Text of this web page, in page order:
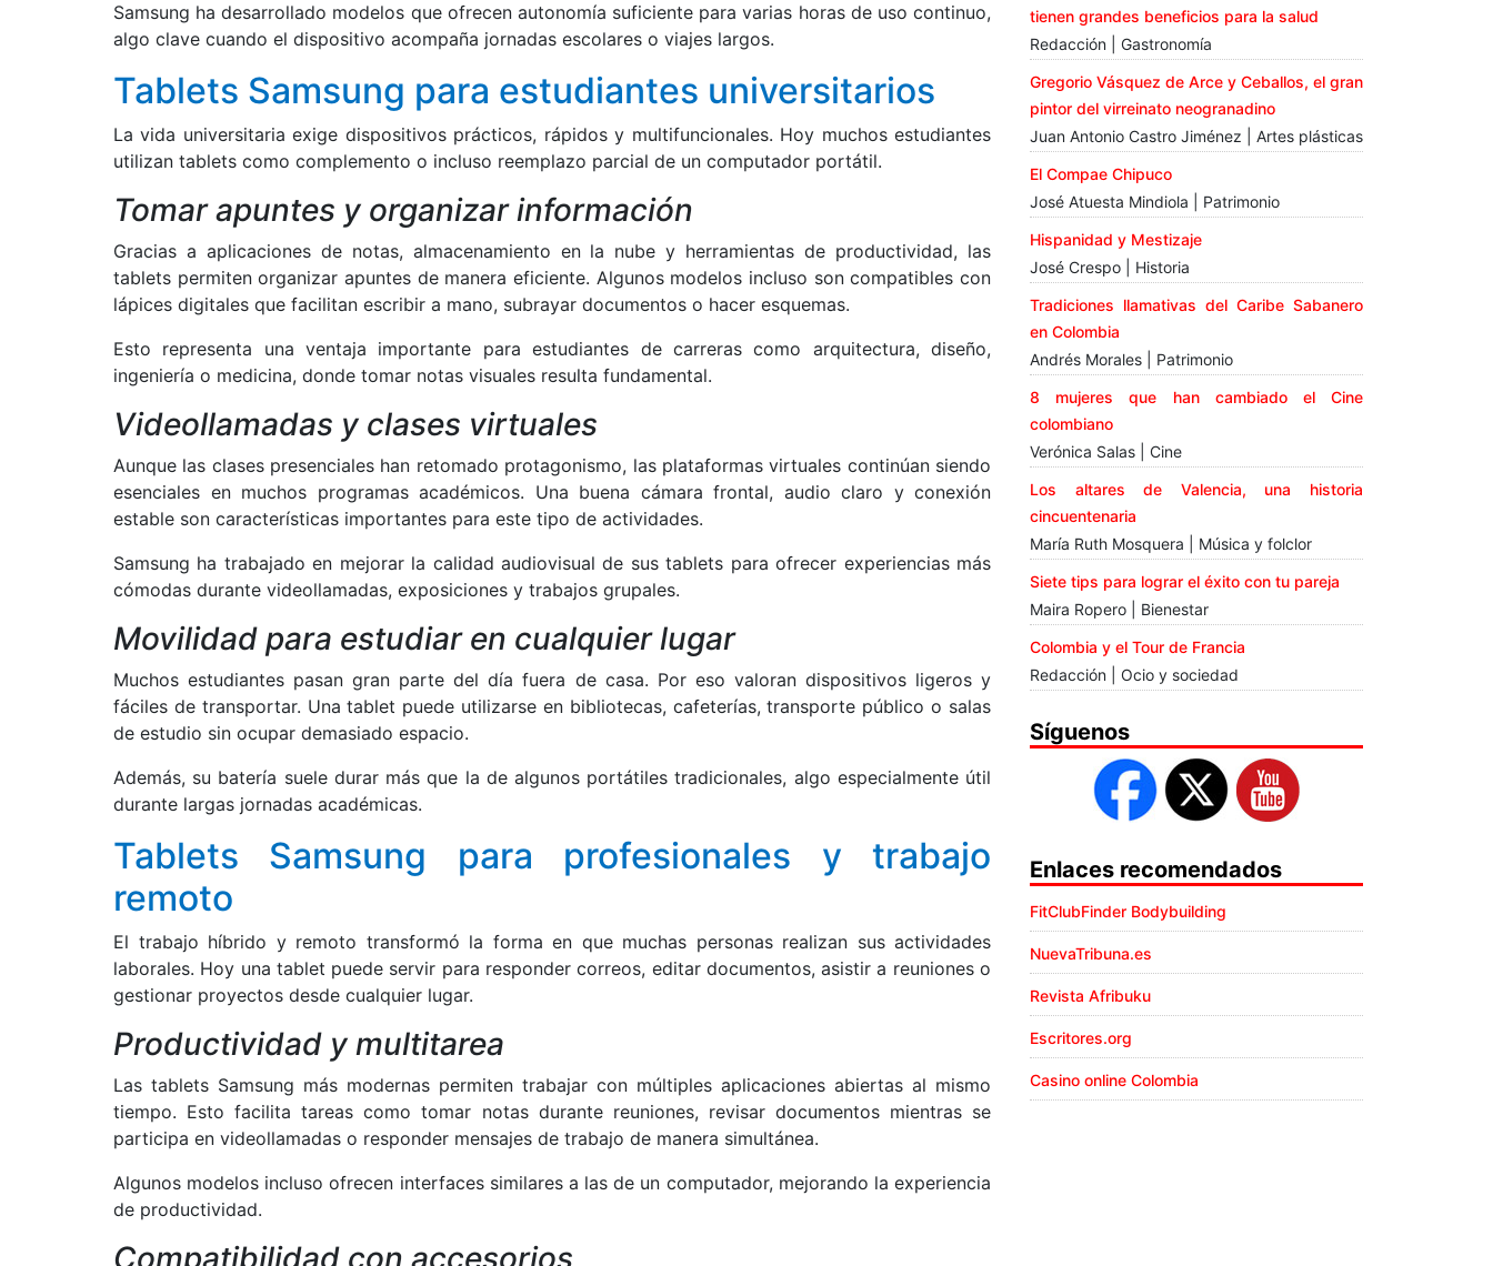
Samsung ha desarrollado modelos que ofrecen autonomía suficiente para varias horas de uso continuo,
algo clave cuando el dispositivo acompaña jornadas escolares o viajes largos.
Tablets Samsung para estudiantes universitarios
La vida universitaria exige dispositivos prácticos, rápidos y multifuncionales. Hoy muchos estudiantes
utilizan tablets como complemento o incluso reemplazo parcial de un computador portátil.
Tomar apuntes y organizar información
Gracias a aplicaciones de notas, almacenamiento en la nube y herramientas de productividad, las
tablets permiten organizar apuntes de manera eficiente. Algunos modelos incluso son compatibles con
lápices digitales que facilitan escribir a mano, subrayar documentos o hacer esquemas.
Esto representa una ventaja importante para estudiantes de carreras como arquitectura, diseño,
ingeniería o medicina, donde tomar notas visuales resulta fundamental.
Videollamadas y clases virtuales
Aunque las clases presenciales han retomado protagonismo, las plataformas virtuales continúan siendo
esenciales en muchos programas académicos. Una buena cámara frontal, audio claro y conexión
estable son características importantes para este tipo de actividades.
Samsung ha trabajado en mejorar la calidad audiovisual de sus tablets para ofrecer experiencias más
cómodas durante videollamadas, exposiciones y trabajos grupales.
Movilidad para estudiar en cualquier lugar
Muchos estudiantes pasan gran parte del día fuera de casa. Por eso valoran dispositivos ligeros y
fáciles de transportar. Una tablet puede utilizarse en bibliotecas, cafeterías, transporte público o salas
de estudio sin ocupar demasiado espacio.
Además, su batería suele durar más que la de algunos portátiles tradicionales, algo especialmente útil
durante largas jornadas académicas.
Tablets Samsung para profesionales y trabajo
remoto
El trabajo híbrido y remoto transformó la forma en que muchas personas realizan sus actividades
laborales. Hoy una tablet puede servir para responder correos, editar documentos, asistir a reuniones o
gestionar proyectos desde cualquier lugar.
Productividad y multitarea
Las tablets Samsung más modernas permiten trabajar con múltiples aplicaciones abiertas al mismo
tiempo. Esto facilita tareas como tomar notas durante reuniones, revisar documentos mientras se
participa en videollamadas o responder mensajes de trabajo de manera simultánea.
Algunos modelos incluso ofrecen interfaces similares a las de un computador, mejorando la experiencia
de productividad.
Compatibilidad con accesorios
tienen grandes beneficios para la salud
Redacción | Gastronomía
Gregorio Vásquez de Arce y Ceballos, el gran
pintor del virreinato neogranadino
Juan Antonio Castro Jiménez | Artes plásticas
El Compae Chipuco
José Atuesta Mindiola | Patrimonio
Hispanidad y Mestizaje
José Crespo | Historia
Tradiciones llamativas del Caribe Sabanero
en Colombia
Andrés Morales | Patrimonio
8 mujeres que han cambiado el Cine
colombiano
Verónica Salas | Cine
Los altares de Valencia, una historia
cincuentenaria
María Ruth Mosquera | Música y folclor
Siete tips para lograr el éxito con tu pareja
Maira Ropero | Bienestar
Colombia y el Tour de Francia
Redacción | Ocio y sociedad
Síguenos
Enlaces recomendados
FitClubFinder Bodybuilding
NuevaTribuna.es
Revista Afribuku
Escritores.org
Casino online Colombia